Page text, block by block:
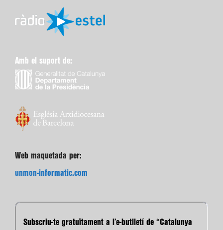
Amb el suport de:
Web maquetada per:
unmon-informatic.com
Subscriu-te gratuïtament a l’e-butlletí de “Catalunya